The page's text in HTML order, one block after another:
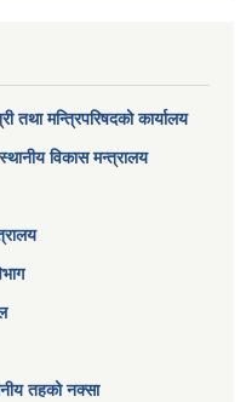
तथा मन्त्रिपरिषद‌को कार्यालय
विकास मन्त्रालय
तहको नक्सा